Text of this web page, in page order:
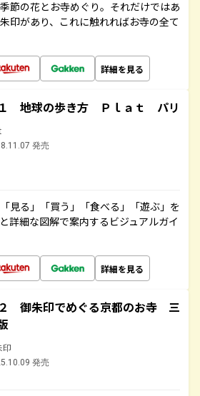
節の花とお寺めぐり。それだけではあ
印があり、これに触れればお寺の全て
詳細を見る
地球の歩き方 Ｐｌａｔ パリ
発売
見る」「買う」「食べる」「遊ぶ」を
詳細な図解で案内するビジュアルガイ
詳細を見る
御朱印でめぐる京都のお寺 三
印
発売